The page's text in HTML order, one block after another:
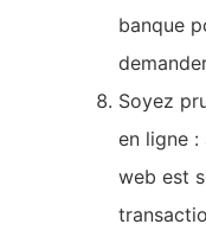
banque
Soyez
en ligne :
web est